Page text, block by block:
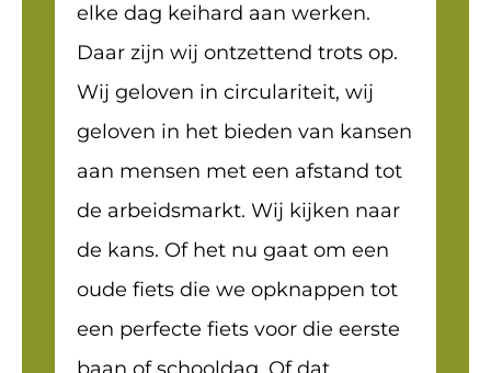
elke dag keihard aan werken.
Daar zijn wij ontzettend trots op.
Wij geloven in circulariteit, wij
geloven in het bieden van kansen
aan mensen met een afstand tot
de arbeidsmarkt. Wij kijken naar
de kans. Of het nu gaat om een
oude fiets die we opknappen tot
een perfecte fiets voor die eerste